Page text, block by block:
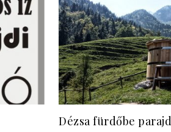
Dézsa fürdőbe